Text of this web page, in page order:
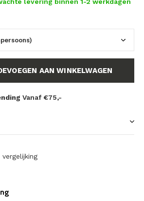
AAN WINKELWAGEN
Vanaf €75,-
vergelijking